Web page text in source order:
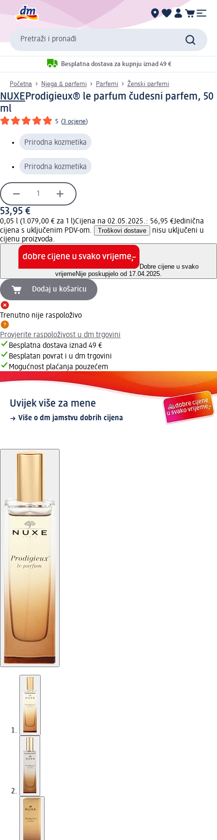
Pretraži i pronađi
Besplatna dostava za kupnju iznad 49 €
Početna Njega & parfemi Parfemi Ženski parfemi
NUXEProdigieux® le parfum čudesni parfem, 50
ml
5 (3 ocjene)
Prirodna kozmetika
Prirodna kozmetika
53,95 €
0,05 l (1.079,00 € za 1 l)Cijena na 02.05.2025.: 56,95 €Jedinična
cijena s uključenim PDV-om.
Troškovi dostave
nisu uključeni u
cijenu proizvoda.
Dobre cijene u svako
vrijemeNije poskupjelo od 17.04.2025.
Dodaj u košaricu
Trenutno nije raspoloživo
Provjerite raspoloživost u dm trgovini
Besplatna dostava iznad 49 €
Besplatan povrat i u dm trgovini
Mogućnost plaćanja pouzećem
Uvijek više za mene
Više o dm jamstvu dobrih cijena